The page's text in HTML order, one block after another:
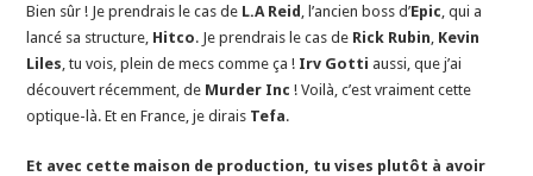
Bien sûr ! Je prendrais le cas de L.A Reid , l’ancien boss d’Epic , qui a
lancé sa structure, Hitco. Je prendrais le cas de Rick Rubin Kevin
Liles , tu vois, plein de mecs comme ça ! Irv Gotti aussi, que j’ai
découvert récemment, de Murder Inc ! Voilà, c’est vraiment cette
optique-là. Et en France, je dirais Tefa.
Et avec cette maison de production, tu vises plutôt à avoir